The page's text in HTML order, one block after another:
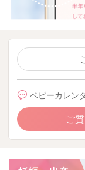
ベビーカレン
ご